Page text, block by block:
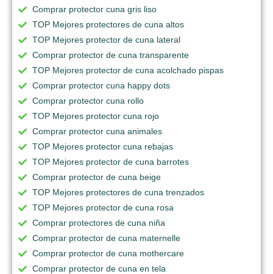
Comprar protector cuna gris liso
TOP Mejores protectores de cuna altos
TOP Mejores protector de cuna lateral
Comprar protector de cuna transparente
TOP Mejores protector de cuna acolchado pispas
Comprar protector cuna happy dots
Comprar protector cuna rollo
TOP Mejores protector cuna rojo
Comprar protector cuna animales
TOP Mejores protector cuna rebajas
TOP Mejores protector de cuna barrotes
Comprar protector de cuna beige
TOP Mejores protectores de cuna trenzados
TOP Mejores protector de cuna rosa
Comprar protectores de cuna niña
Comprar protector de cuna maternelle
Comprar protector de cuna mothercare
Comprar protector de cuna en tela